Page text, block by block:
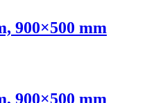
900×500 mm
900×500 mm